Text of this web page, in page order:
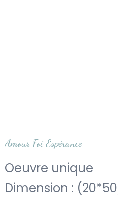
Amour Foi Espérance
Oeuvre unique
Dimension :